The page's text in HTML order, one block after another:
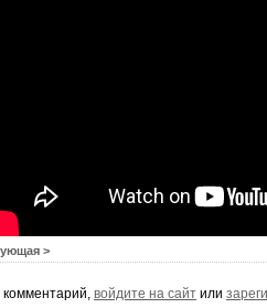
>
комментарий, войдите на сайт или